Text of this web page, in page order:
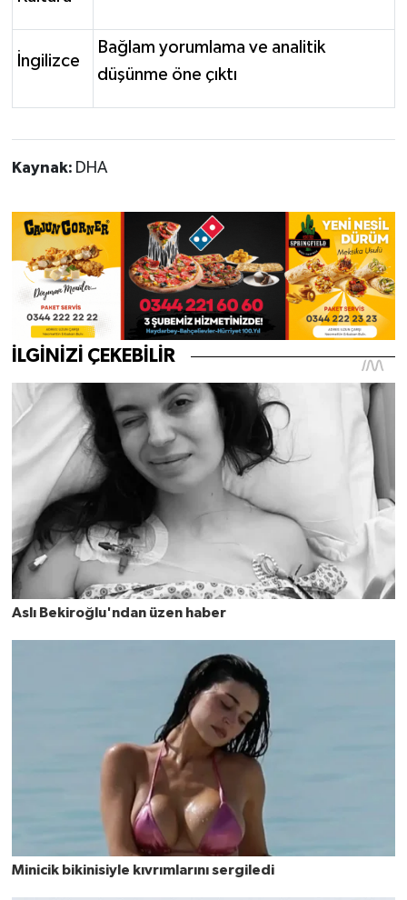
İngilizce
Bağlam yorumlama ve analitik
düşünme öne çıktı
Kaynak: DHA